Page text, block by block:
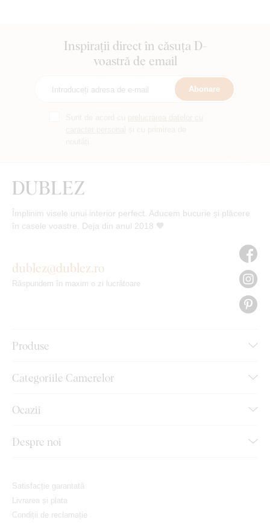
Inspirații direct în căsuța D-
voastră de email
Abonare
Împlinim visele unui interior perfect. Aducem bucurie și plăcere
în casele voastre. Deja din anul 2018 🧡
Produse
Categoriile Camerelor
Ocazii
Despre noi
dublez@dublez.ro
Răspundem în maxim o zi lucrătoare
Satisfacție garantată
Livrarea și plata
Condiții de reclamație